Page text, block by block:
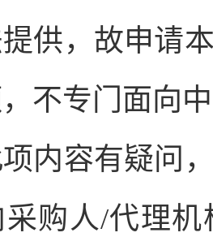
供，故申请
不专门面向
内容有疑问
购人/代理机